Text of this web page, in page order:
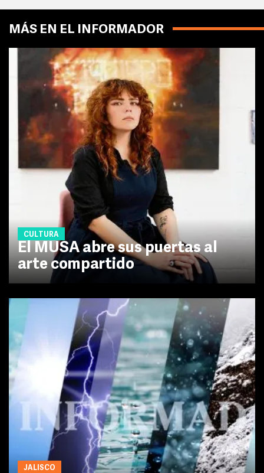
MÁS EN EL INFORMADOR
CULTURA
El MUSA abre sus puertas al
arte compartido
JALISCO